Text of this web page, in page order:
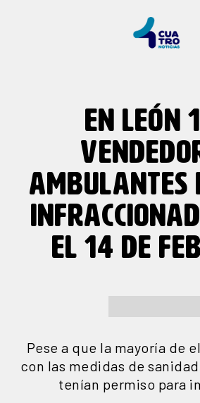
EN LEÓN
AMBULANTES
EL 14 DE
Pese a que la mayoría de
con las medidas de
tenían permiso para